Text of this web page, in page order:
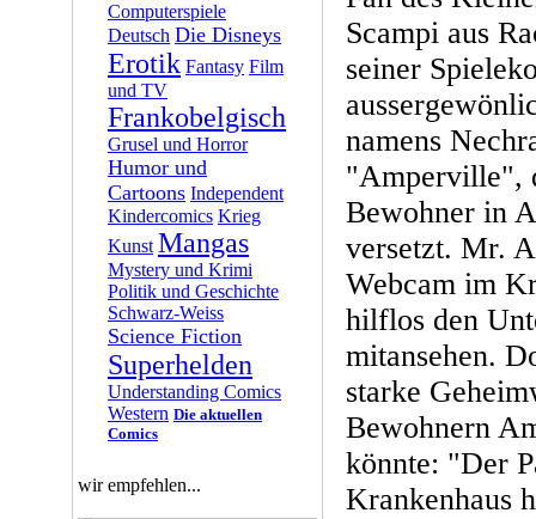
Computerspiele
Deutsch Die Disneys
Erotik Fantasy Film
und TV
Frankobelgisch
Grusel und Horror
Humor und
Cartoons Independent
Kindercomics Krieg
Kunst Mangas
Mystery und Krimi
Politik und Geschichte
Schwarz-Weiss
Science Fiction
Superhelden
Understanding Comics
Western Die aktuellen
Comics
wir empfehlen...
Scampi aus
seiner
namens
"Amperville",
Bewohner in
versetzt. Mr.
Webcam im
hilflos den
mitansehen.
starke
Bewohnern
könnte: "Der
Krankenhaus